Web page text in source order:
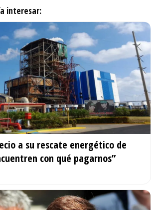
interesar:
a su rescate energético de
con qué pagarnos”